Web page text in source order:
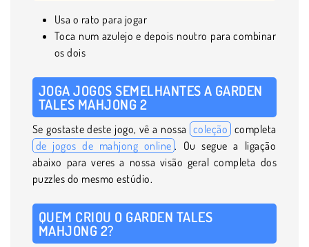
Usa o rato para jogar
Toca num azulejo e depois noutro para combinar
os dois
JOGA JOGOS SEMELHANTES A GARDEN
TALES MAHJONG 2
Se gostaste deste jogo, vê a nossa coleção completa
de jogos de mahjong online . Ou segue a ligação
abaixo para veres a nossa visão geral completa dos
puzzles do mesmo estúdio.
QUEM CRIOU O GARDEN TALES
MAHJONG 2?